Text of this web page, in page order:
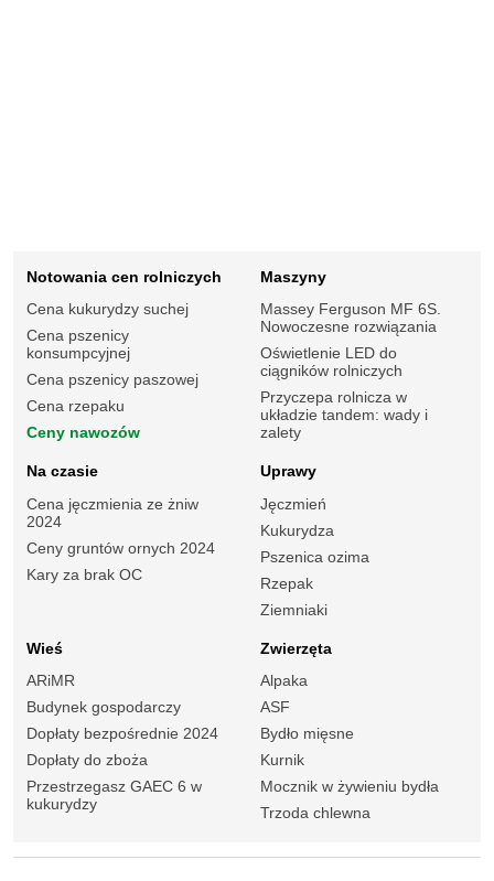
Notowania cen rolniczych
Cena kukurydzy suchej
Cena pszenicy
konsumpcyjnej
Cena pszenicy paszowej
Cena rzepaku
Ceny nawozów
Maszyny
Massey Ferguson MF 6S.
Nowoczesne rozwiązania
Oświetlenie LED do
ciągników rolniczych
Przyczepa rolnicza w
układzie tandem: wady i
zalety
Na czasie
Cena jęczmienia ze żniw
2024
Ceny gruntów ornych 2024
Kary za brak OC
Uprawy
Jęczmień
Kukurydza
Pszenica ozima
Rzepak
Ziemniaki
Wieś
ARiMR
Budynek gospodarczy
Dopłaty bezpośrednie 2024
Dopłaty do zboża
Przestrzegasz GAEC 6 w
kukurydzy
Zwierzęta
Alpaka
ASF
Bydło mięsne
Kurnik
Mocznik w żywieniu bydła
Trzoda chlewna